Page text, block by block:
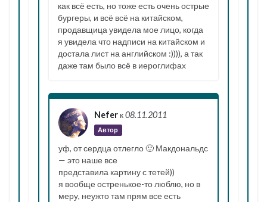
как всё есть, но тоже есть очень острые
бургеры, и всё всё на китайском,
продавщица увидела мое лицо, когда
я увидела что надписи на китайском и
достала лист на английском :)))), а так
даже там было всё в иероглифах
Nefer к08.11.2011
Автор
уф, от сердца отлегло 🙂 Макдональдс
— это наше все
представила картину с тетей))
я вообще остренькое-то люблю, но в
меру, неужто там прям все есть